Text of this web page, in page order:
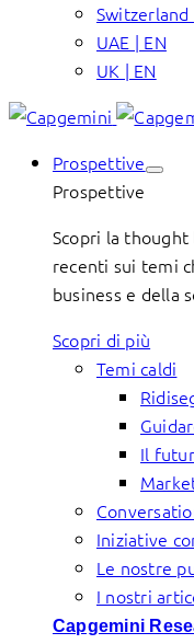
Switzerland
UAE | EN
UK | EN
Prospettive
Prospettive
Scopri la
recenti sui temi
business e della
Scopri di più
Temi caldi
Il
Iniziative
Le nostre
I nostri
Capgemini